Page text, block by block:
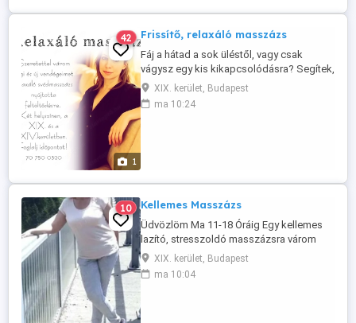
1
42 Frissítő, relaxáló masszázs
Fáj a hátad a sok üléstől, vagy csak
vágysz egy kis kikapcsolódásra? Segítek,
hogy újra könnyűnek és energikusnak
érezd magad! Válaszd a számodra
legmegfelelőbb kezelést: Svédmasszázs:
XIX. kerület, Budapest
ma 10:24
10 Kellemes Masszázs
Üdvözlöm Ma 11-18 Óráig Egy kellemes
lazító, stresszoldó masszázsra várom
Önt, ha munka után szeretne lazítani vagy
csak szeretne egy kellemes masszázst.
Kevés az ideje? Fél órás masszázsra is
XIX. kerület, Budapest
ma 10:04